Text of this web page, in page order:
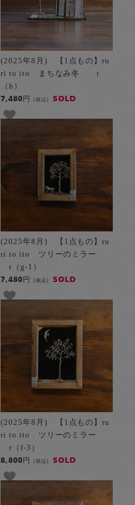
(2025年8月) 【1点もの】ru
ri to ito まちなみ冬 r
（h）
7,480円 [税込] SOLD
(2025年8月) 【1点もの】ru
ri to ito ツリーのミラー
r（g-1）
7,480円 [税込] SOLD
(2025年8月) 【1点もの】ru
ri to ito ツリーのミラー
r（f-3）
8,800円 [税込] SOLD